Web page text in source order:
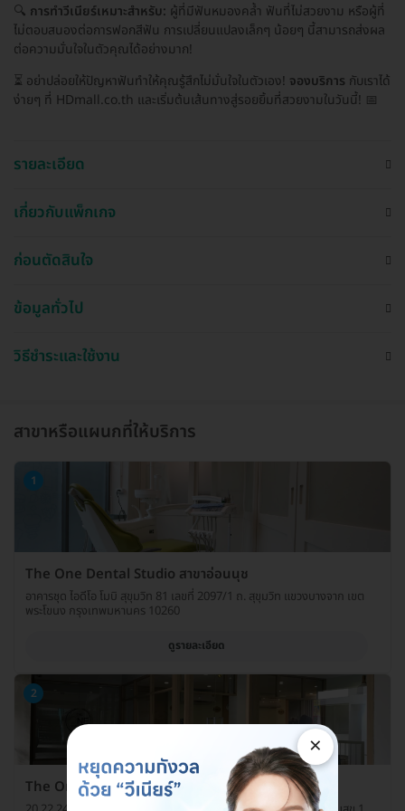
🔍 การทำวีเนียร์เหมาะสำหรับ: ผู้ที่มีฟันหมองคล้ำ ฟันที่ไม่สวยงาม หรือผู้ที่
ไม่ตอบสนองต่อการฟอกสีฟัน การเปลี่ยนแปลงเล็กๆ น้อยๆ นี้สามารถส่งผล
ต่อความมั่นใจในตัวคุณได้อย่างมาก!
⏳ อย่าปล่อยให้ปัญหาฟันทำให้คุณรู้สึกไม่มั่นใจในตัวเอง! จองบริการ กับเราได้
ง่ายๆ ที่ HDmall.co.th และเริ่มต้นเส้นทางสู่รอยยิ้มที่สวยงามในวันนี้! 📅
รายละเอียด
เกี่ยวกับแพ็กเกจ
ก่อนตัดสินใจ
ข้อมูลทั่วไป
วิธีชำระและใช้งาน
สาขาหรือแผนกที่ให้บริการ
1
The One Dental Studio สาขาอ่อนนุช
อาคารชุด ไอดีโอ โมบิ สุขุมวิท 81 เลขที่ 2097/1 ถ. สุขุมวิท แขวงบางจาก เขต
พระโขนง กรุงเทพมหานคร 10260
ดูรายละเอียด
2
The One Dental Studio สาขาอุดมสุข
×